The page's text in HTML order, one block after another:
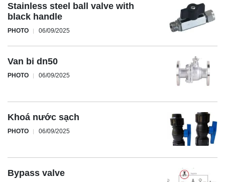
Stainless steel ball valve with
black handle
PHOTO 06/09/2025
Van bi dn50
PHOTO 06/09/2025
Khoá nước sạch
PHOTO 06/09/2025
Bypass valve